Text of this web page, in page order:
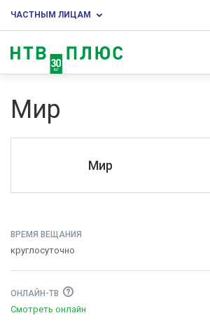
ЧАСТНЫМ ЛИЦАМ
Мир
Мир
ВРЕМЯ ВЕЩАНИЯ
круглосуточно
ОНЛАЙН-ТВ
Смотреть онлайн